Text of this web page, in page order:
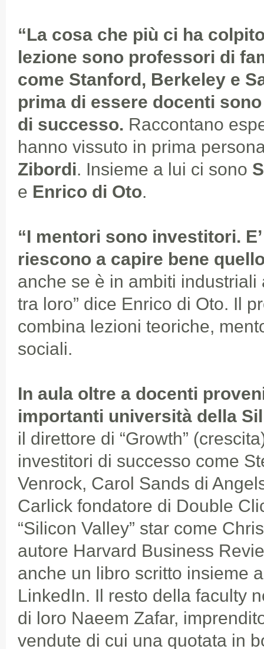
“La cosa che più ci ha
lezione sono professori di
come Stanford, Berkeley e
prima di essere docenti
di successo. Raccontano
hanno vissuto in prima
Zibordi. Insieme a lui ci sono
e Enrico di Oto.
“I mentori sono investitori.
riescono a capire bene
anche se è in ambiti
tra loro” dice Enrico di Oto. Il
combina lezioni teoriche,
sociali.
In aula oltre a docenti
importanti università della
il direttore di “Growth”
investitori di successo come
Venrock, Carol Sands di
Carlick fondatore di Double
“Silicon Valley” star come
autore Harvard Business
anche un libro scritto insieme
LinkedIn. Il resto della faculty
di loro Naeem Zafar,
vendute di cui una quotata in